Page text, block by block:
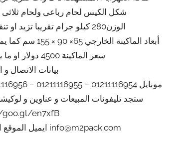
شكل الكيس لحام رباعى ولحام
الوزن280 كيلو جرام تقريبا تزيد او تنقص حسب تحديثات الماكينة
أبعاد الماكينة الخارجي 65× 90 × 155 سم كما يمكن فك الماكينة و تركيبها في اي مكان
سعر الماكينة 4500 دولار او ما يعادله بالجنيه المصرى
بيانات الاتصال و
موبايل 01211116954 – 01211116955 – 01211116956 – 01211116957 – 01211116958
ستجد تليفونات المبيعات و عناوين و
en7xfB
info@m2pack.com ايميل الموقع الاليكتروني m2pack.com